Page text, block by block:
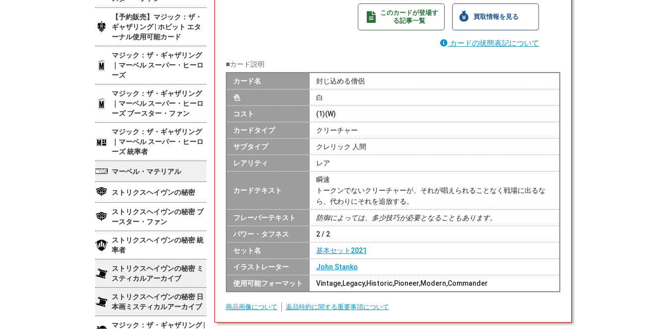
このカードが登場す
る記事一覧
買取情報を見る
カードの状態表記について
■カード説明
カード名 封じ込める僧侶
色 白
コスト (1)(W)
カードタイプ クリーチャー
サブタイプ クレリック 人間
レアリティ レア
カードテキスト
瞬速
トークンでないクリーチャーが、それが唱えられることなく戦場に出るな
ら、代わりにそれを追放する。
フレーバーテキスト 防御によっては、多少技巧が必要となることもあります。
パワー・タフネス 2 / 2
セット名 基本セット2021
イラストレーター John Stanko
使用可能フォーマット Vintage,Legacy,Historic,Pioneer,Modern,Commander
商品画像について 返品特約に関する重要事項について